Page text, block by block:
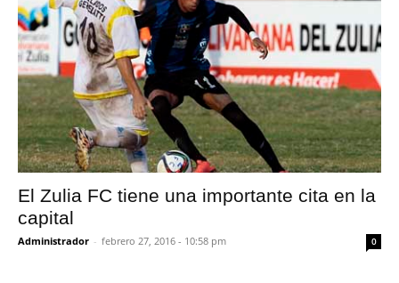
El Zulia FC tiene una importante cita en la
capital
Administrador - febrero 27, 2016 - 10:58 pm 0